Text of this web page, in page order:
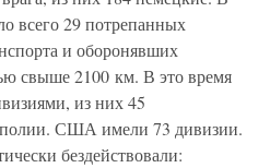
всего 29 потрепанных
и оборонявших
свыше 2100 км. В это время
из них 45
США имели 73 дивизии.
бездействовали: